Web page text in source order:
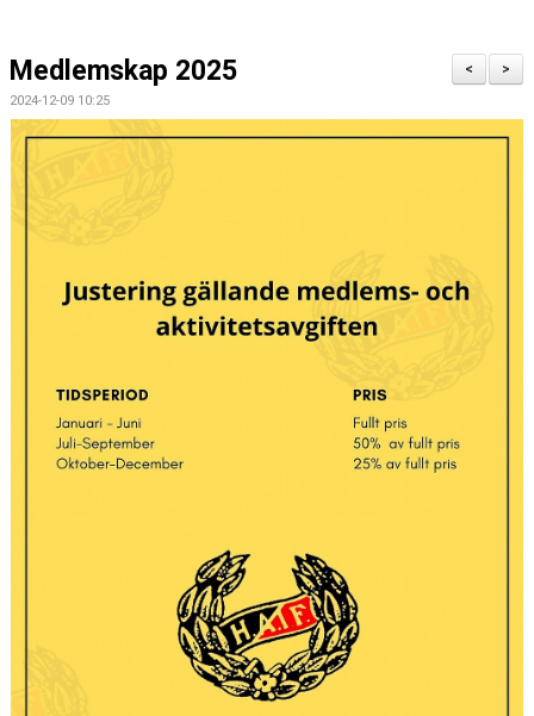
KALENDER
KLUBBKLÄDER
SAMARBETSPARTNERS
TEGELVALLEN 2.0
>
<
Medlemskap 2025
2024-12-09 10:25